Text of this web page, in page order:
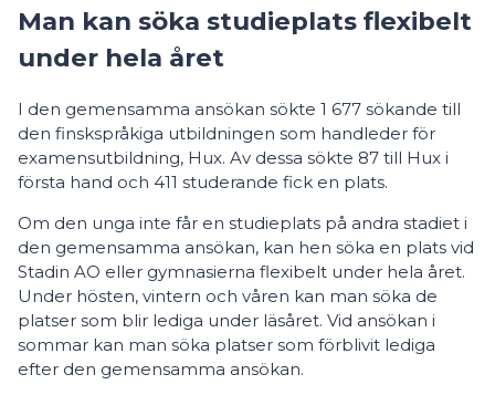
Man kan söka studieplats flexibelt
under hela året
I den gemensamma ansökan sökte 1 677 sökande till
den finskspråkiga utbildningen som handleder för
examensutbildning, Hux. Av dessa sökte 87 till Hux i
första hand och 411 studerande fick en plats.
Om den unga inte får en studieplats på andra stadiet i
den gemensamma ansökan, kan hen söka en plats vid
Stadin AO eller gymnasierna flexibelt under hela året.
Under hösten, vintern och våren kan man söka de
platser som blir lediga under läsåret. Vid ansökan i
sommar kan man söka platser som förblivit lediga
efter den gemensamma ansökan.